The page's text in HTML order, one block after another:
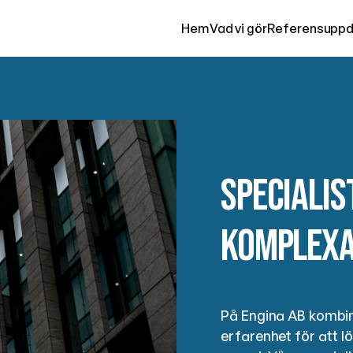
HemVad vi gör
På Engina AB
erfarenhet för att